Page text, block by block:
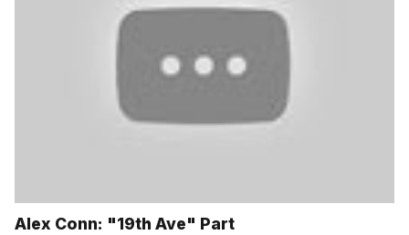
Alex Conn: "19th Ave" Part